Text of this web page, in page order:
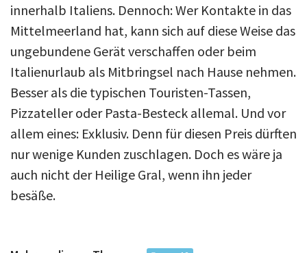
innerhalb Italiens. Dennoch: Wer Kontakte in das
Mittelmeerland hat, kann sich auf diese Weise das
ungebundene Gerät verschaffen oder beim
Italienurlaub als Mitbringsel nach Hause nehmen.
Besser als die typischen Touristen-Tassen,
Pizzateller oder Pasta-Besteck allemal. Und vor
allem eines: Exklusiv. Denn für diesen Preis dürften
nur wenige Kunden zuschlagen. Doch es wäre ja
auch nicht der Heilige Gral, wenn ihn jeder
besäße.